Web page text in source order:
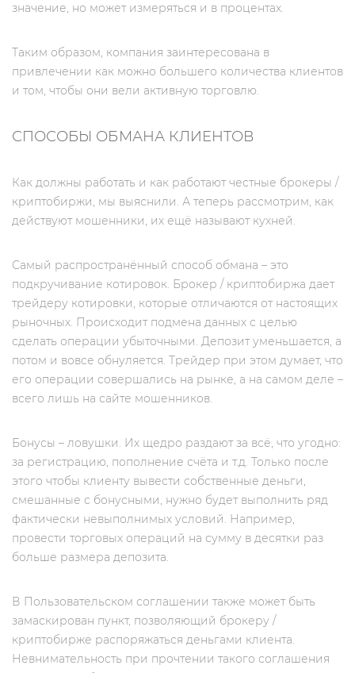
значение, но может измеряться и в процентах.
Таким образом, компания заинтересована в
привлечении как можно большего количества клиентов
и том, чтобы они вели активную торговлю.
СПОСОБЫ ОБМАНА КЛИЕНТОВ
Как должны работать и как работают честные брокеры /
криптобиржи, мы выяснили. А теперь рассмотрим, как
действуют мошенники, их ещё называют кухней.
Самый распространённый способ обмана – это
подкручивание котировок. Брокер / криптобиржа дает
трейдеру котировки, которые отличаются от настоящих
рыночных. Происходит подмена данных с целью
сделать операции убыточными. Депозит уменьшается, а
потом и вовсе обнуляется. Трейдер при этом думает, что
его операции совершались на рынке, а на самом деле –
всего лишь на сайте мошенников.
Бонусы – ловушки. Их щедро раздают за всё, что угодно:
за регистрацию, пополнение счёта и т.д. Только после
этого чтобы клиенту вывести собственные деньги,
смешанные с бонусными, нужно будет выполнить ряд
фактически невыполнимых условий. Например,
провести торговых операций на сумму в десятки раз
больше размера депозита.
В Пользовательском соглашении также может быть
замаскирован пункт, позволяющий брокеру /
криптобирже распоряжаться деньгами клиента.
Невнимательность при прочтении такого соглашения